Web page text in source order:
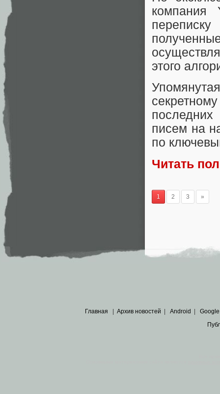
компания
этого
писем на
по
Читать
1 2 3 »
Главная Архив новостей Android Google